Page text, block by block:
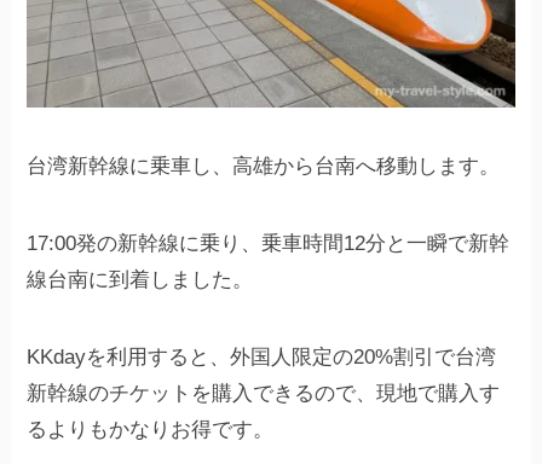
台湾新幹線に乗車し、高雄から台南へ移動します。
17:00発の新幹線に乗り、乗車時間12分と一瞬で新幹
線台南に到着しました。
KKdayを利用すると、外国人限定の20%割引で台湾
新幹線のチケットを購入できるので、現地で購入す
るよりもかなりお得です。